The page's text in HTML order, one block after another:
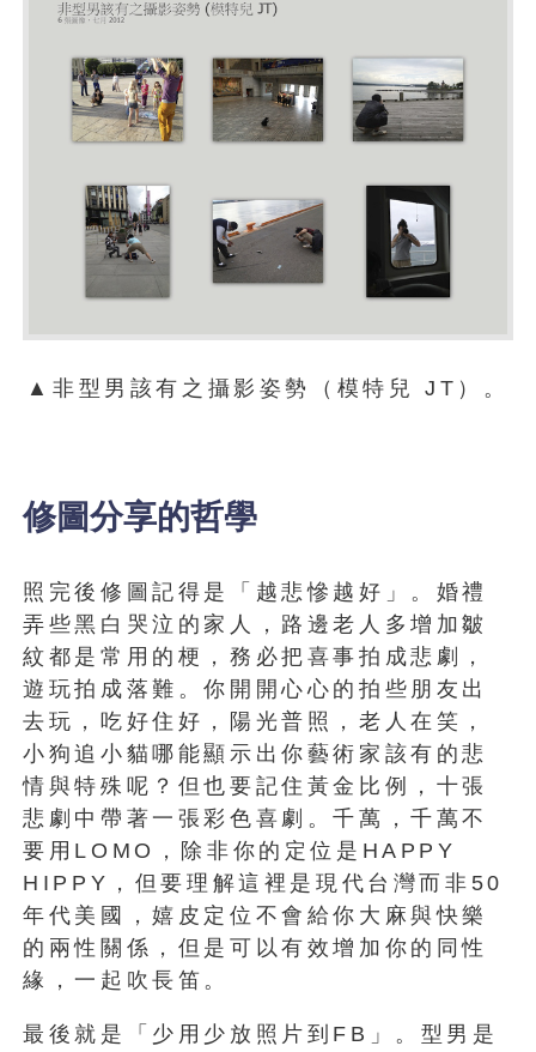
▲非型男該有之攝影姿勢（模特兒 JT）。
修圖分享的哲學
照完後修圖記得是「越悲慘越好」。婚禮
弄些黑白哭泣的家人，路邊老人多增加皺
紋都是常用的梗，務必把喜事拍成悲劇，
遊玩拍成落難。你開開心心的拍些朋友出
去玩，吃好住好，陽光普照，老人在笑，
小狗追小貓哪能顯示出你藝術家該有的悲
情與特殊呢？但也要記住黃金比例，十張
悲劇中帶著一張彩色喜劇。千萬，千萬不
要用LOMO，除非你的定位是HAPPY
HIPPY，但要理解這裡是現代台灣而非50
年代美國，嬉皮定位不會給你大麻與快樂
的兩性關係，但是可以有效增加你的同性
緣，一起吹長笛。
最後就是「少用少放照片到FB」。型男是